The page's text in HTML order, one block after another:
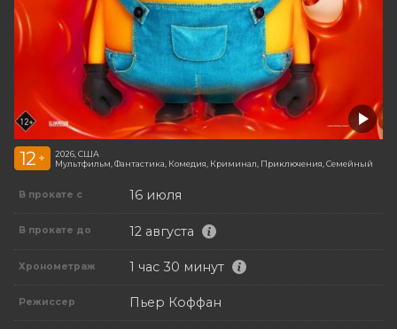
12 +
2026, США
Мультфильм, Фантастика, Комедия, Криминал, Приключения, Семейный
В прокате с 16 июля
В прокате до 12 августа
Хронометраж 1 час 30 минут
Режиссер Пьер Коффан